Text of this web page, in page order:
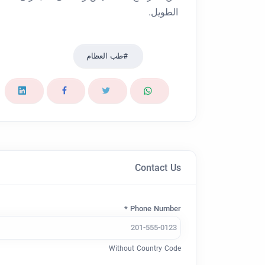
الطويل.
طب العظام
Contact Us
Phone Number *
Without Country Code